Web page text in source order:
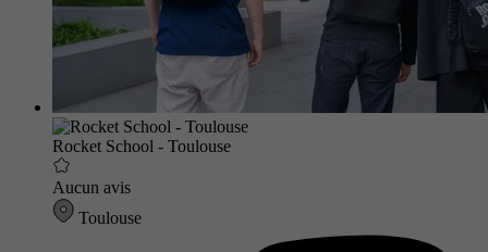
Rocket School - Toulouse
Aucun avis
Toulouse